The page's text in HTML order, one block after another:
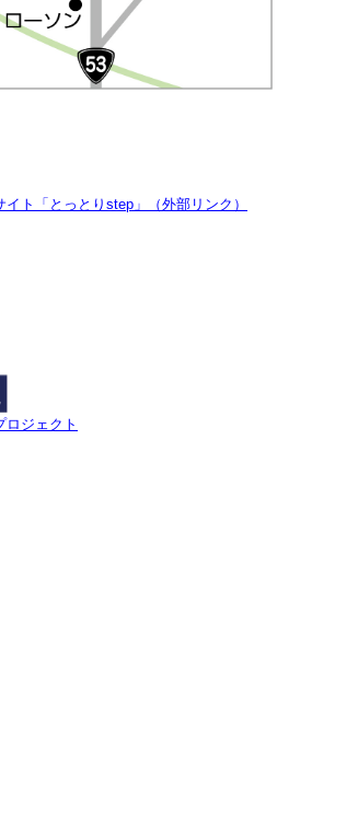
ト「とっとりstep」（外部リンク）
ロジェクト